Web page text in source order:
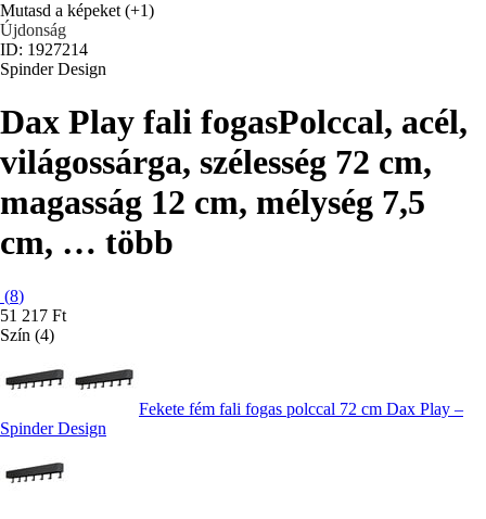
Mutasd a képeket (+1)
Újdonság
ID: 1927214
Spinder Design
Dax Play fali fogasPolccal, acél,
világossárga, szélesség 72 cm,
magasság 12 cm, mélység 7,5
cm, … több
(8)
51 217 Ft
Szín (4)
Fekete fém fali fogas polccal 72 cm Dax Play –
Spinder Design